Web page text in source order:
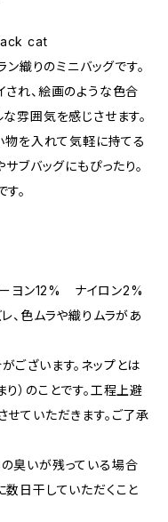
cat
ン織りのミニバッグです。
れ、絵画のような色合
雰囲気を感じさせます。
物を入れて気軽に持てる
ブバッグにもぴったり。
。
ヨン12% ナイロン2%
、色ムラや織りムラがあ
ざいます。ネップとは
）のことです。工程上避
ていただきます。ご了承
臭いが残っている場合
日干していただくこと